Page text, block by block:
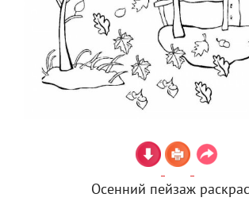
Осенний пейзаж